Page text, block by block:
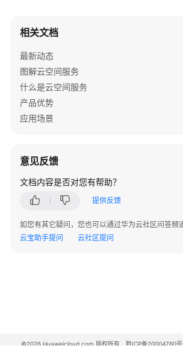
相关文档
最新动态
图解云空间服务
什么是云空间服务
产品优势
应用场景
意见反馈
文档内容是否对您有帮助？
提供反馈
如您有其它疑问，您也可以通过华为云社区问答频
云宝助手提问
云社区提问
©2026 Huaweicloud.com 版权所有 黔ICP备20004760